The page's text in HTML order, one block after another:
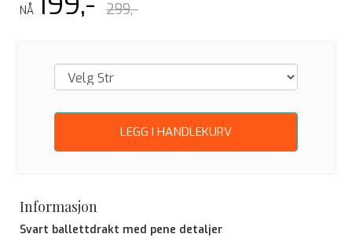
NÅ 299,-
LEGG I HANDLEKURV
Informasjon
Svart ballettdrakt med pene detaljer